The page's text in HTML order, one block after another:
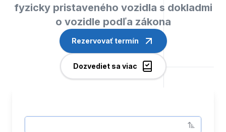
fyzicky pristaveného vozidla s dokladmi
o vozidle podľa zákona
Rezervovať termín
Dozvediet sa viac